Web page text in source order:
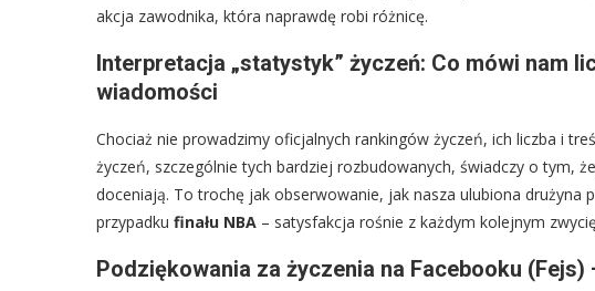
akcja zawodnika, która naprawdę robi różnicę.
Interpretacja „statystyk” życzeń: Co mówi nam
wiadomości
Chociaż nie prowadzimy oficjalnych rankingów życzeń, ich liczba i
życzeń, szczególnie tych bardziej rozbudowanych, świadczy o tym,
doceniają. To trochę jak obserwowanie, jak nasza ulubiona drużyna
przypadku finału NBA – satysfakcja rośnie z każdym kolejnym
Podziękowania za życzenia na Facebooku